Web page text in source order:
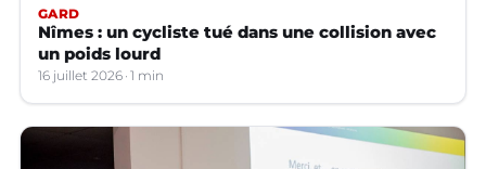
GARD
Nîmes : un cycliste tué dans une collision avec
un poids lourd
16 juillet 2026 1 min